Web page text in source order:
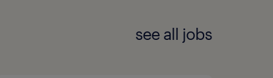
see all jobs